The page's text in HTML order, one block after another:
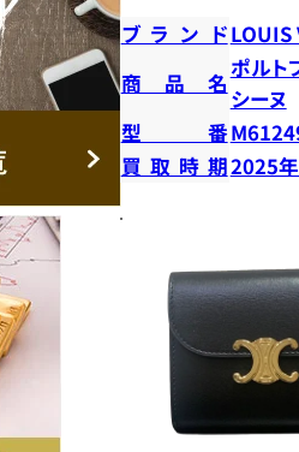
ブランドLOUIS
商品名
ポルト
シーヌ
型番
買取時期2025